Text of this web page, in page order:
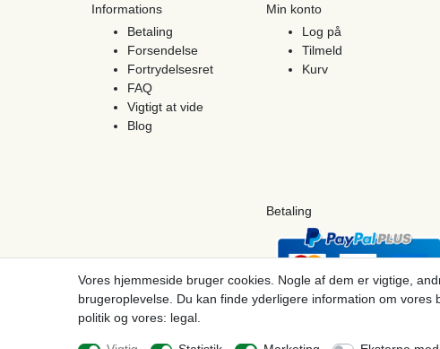
Informations
Betaling
Forsendelse
Fortrydelsesret
FAQ
Vigtigt at vide
Blog
Min konto
Log på
Tilmeld
Kurv
Betaling
Vores hjemmeside bruger cookies. Nogle af dem er vigtige,
brugeroplevelse. Du kan finde yderligere information om
politik og vores: legal.